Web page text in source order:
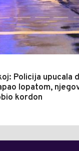
Policija upucala
lopatom,
kordon